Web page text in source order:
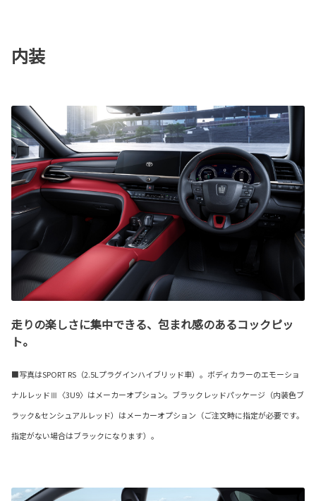
内装
走りの楽しさに集中できる、包まれ感のあるコックピッ
ト。
■写真はSPORT RS（2.5Lプラグインハイブリッド車）。ボディカラーのエモーショ
ナルレッドⅢ〈3U9〉はメーカーオプション。ブラックレッドパッケージ（内装色ブ
ラック&センシュアルレッド）はメーカーオプション（ご注文時に指定が必要です。
指定がない場合はブラックになります）。